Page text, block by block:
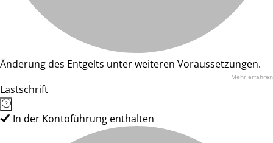
Änderung des Entgelts unter weiteren Voraussetzungen.
Mehr erfahren
Lastschrift
In der Kontoführung enthalten